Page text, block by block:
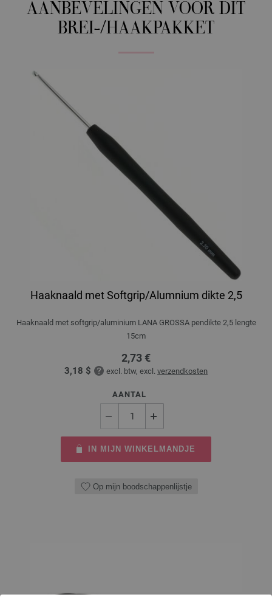
AANBEVELINGEN VOOR DIT
BREI-/HAAKPAKKET
Haaknaald met Softgrip/Alumnium dikte 2,5
Haaknaald met softgrip/aluminium LANA GROSSA pendikte 2,5 lengte
15cm
2,73 €
3,18 $ excl. btw, excl. verzendkosten
AANTAL
IN MIJN WINKELMANDJE
Op mijn boodschappenlijstje